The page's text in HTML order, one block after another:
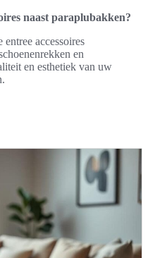
naast paraplubakken?
accessoires
en
en esthetiek van uw